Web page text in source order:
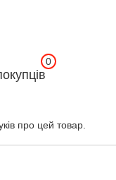
0
про цей товар.